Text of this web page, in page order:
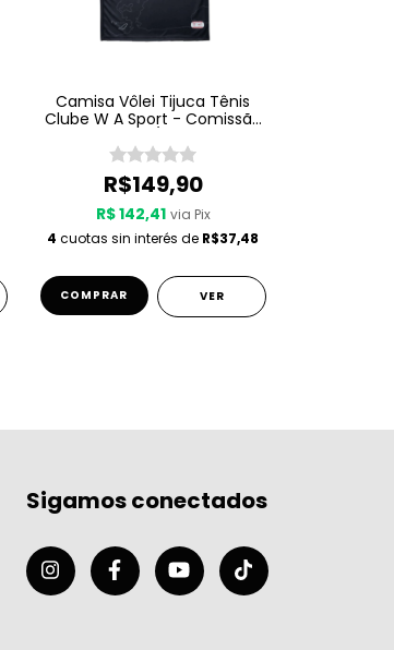
Camisa Vôlei Tijuca Tênis
Clube W A Sport - Comissão
R$149,90
R$ 142,41 via Pix
4 cuotas sin interés de R$37,48
COMPRAR VER
Sigamos conectados